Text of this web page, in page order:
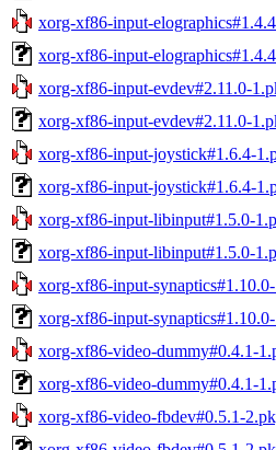
xorg-xf86-input-
xorg-xf86-input-
xorg-xf86-input-evdev#2.11.0-
xorg-xf86-input-evdev#2.11.0-
xorg-xf86-input-joystick#1.6.4-
xorg-xf86-input-joystick#1.6.4-
xorg-xf86-input-libinput#1.5.0-
xorg-xf86-input-libinput#1.5.0-
xorg-xf86-input-
xorg-xf86-input-
xorg-xf86-video-dummy#0.4.1-
xorg-xf86-video-dummy#0.4.1-
xorg-xf86-video-fbdev#0.5.1-